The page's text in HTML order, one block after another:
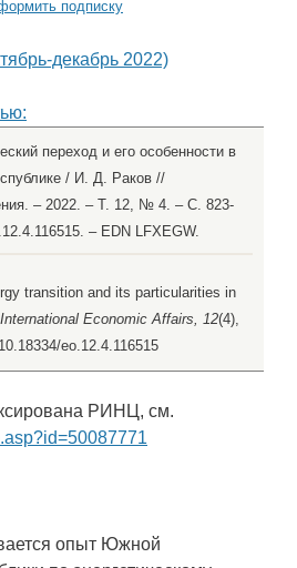
подписку
декабрь 2022)
переход и его особенности в
/ И. Д. Раков //
– 2022. – Т. 12, № 4. – С. 823-
– EDN LFXEGW.
transition and its particularities in
Economic Affairs, 12(4),
eo.12.4.116515
РИНЦ, см.
опыт Южной